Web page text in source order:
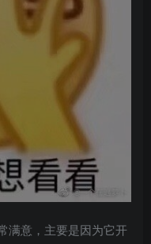
满意，主要是因为它开